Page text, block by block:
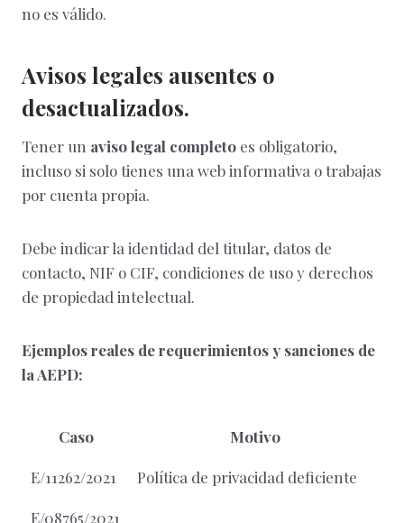
no es válido.
Avisos legales ausentes o
desactualizados.
Tener un aviso legal completo es obligatorio,
incluso si solo tienes una web informativa o trabajas
por cuenta propia.
Debe indicar la identidad del titular, datos de
contacto, NIF o CIF, condiciones de uso y derechos
de propiedad intelectual.
Ejemplos reales de requerimientos y sanciones de
la AEPD:
Caso Motivo
E/11262/2021 Política de privacidad deficiente
E/08765/2021